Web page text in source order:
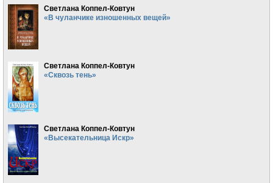
Светлана Коппел-Ковтун
«В чуланчике изношенных вещей»
Светлана Коппел-Ковтун
«Сквозь тень»
Светлана Коппел-Ковтун
«Высекательница Искр»